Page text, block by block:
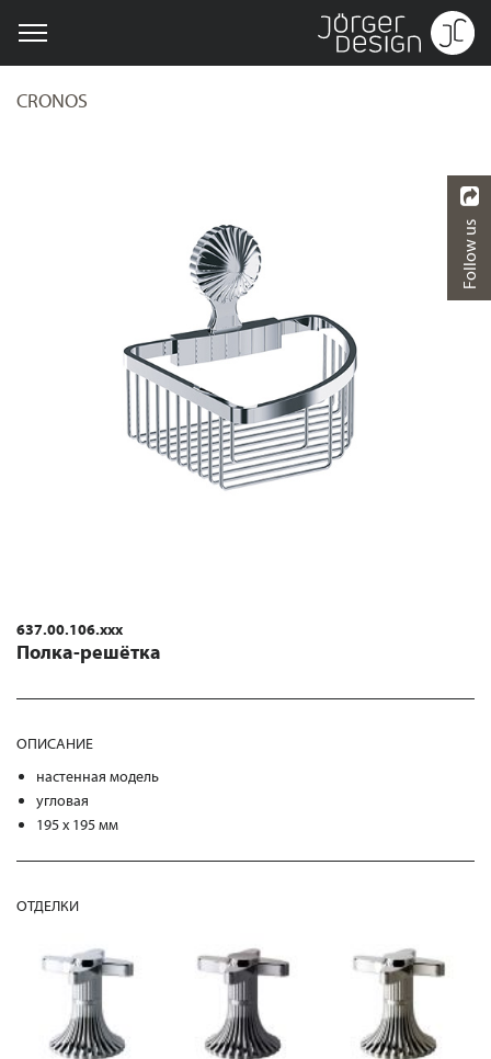
CRONOS
637.00.106.xxx
Полка-решётка
ОПИСАНИЕ
настенная модель
угловая
195 x 195 мм
ОТДЕЛКИ
Follow us